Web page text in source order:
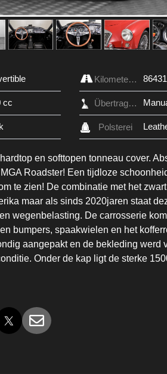
Kilometerzähler
cc Übertragung
Polsterei
en softtopen tonneau cover.
Roadster! Een tijdloze
te zien! De combinatie met het
maar als sinds 2020jaren staat
wegenbelasting. De carrosserie
bumpers, spaakwielen en het
aangepakt en de bekleding
Onder de kap ligt de sterke